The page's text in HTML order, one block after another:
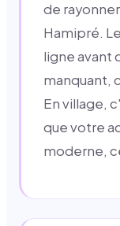
de
Hamipré.
ligne avant
manquant,
En village,
que votre
moderne,